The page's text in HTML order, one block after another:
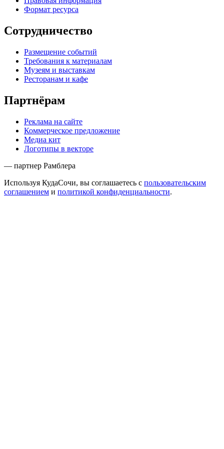
Формат ресурса
Сотрудничество
Размещение событий
Требования к материалам
Музеям и выставкам
Ресторанам и кафе
Партнёрам
Реклама на сайте
Коммерческое предложение
Медиа кит
Логотипы в векторе
— партнер Рамблера
Используя КудаСочи, вы соглашаетесь с пользовательским
соглашением и политикой конфиденциальности.